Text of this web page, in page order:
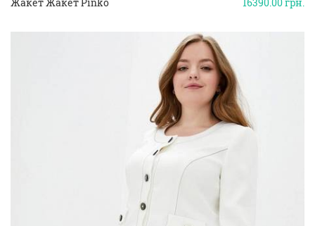
16390.00грн.
Жакет Жакет Pinko